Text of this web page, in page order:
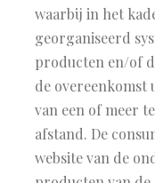
waarbij in het
georganiseerd
producten en/of
de
van een of meer
afstand. De
website van de